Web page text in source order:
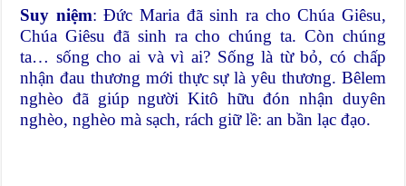
Suy niệm: Đức Maria đã sinh ra cho Chúa Giêsu,
Chúa Giêsu đã sinh ra cho chúng ta. Còn chúng
ta… sống cho ai và vì ai? Sống là từ bỏ, có chấp
nhận đau thương mới thực sự là yêu thương. Bêlem
nghèo đã giúp người Kitô hữu đón nhận duyên
nghèo, nghèo mà sạch, rách giữ lề: an bần lạc đạo.